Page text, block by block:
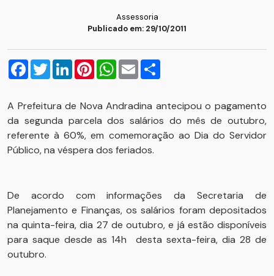
Assessoria
Publicado em: 29/10/2011
Facebook
TwitterLinkedInPinterestWhatsApp
Email
A Prefeitura de Nova Andradina antecipou o pagamento
da segunda parcela dos salários do mês de outubro,
referente à 60%, em comemoração ao Dia do Servidor
Público, na véspera dos feriados.
De acordo com informações da Secretaria de
Planejamento e Finanças, os salários foram depositados
na quinta-feira, dia 27 de outubro, e já estão disponíveis
para saque desde as 14h desta sexta-feira, dia 28 de
outubro.